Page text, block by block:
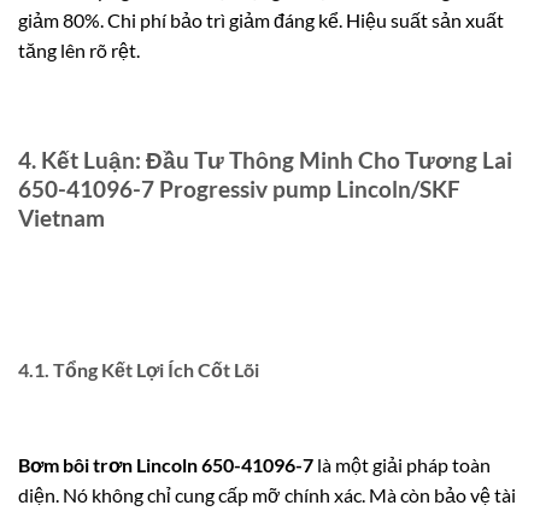
giảm 80%. Chi phí bảo trì giảm đáng kể. Hiệu suất sản xuất
tăng lên rõ rệt.
4. Kết Luận: Đầu Tư Thông Minh Cho Tương Lai
650-41096-7 Progressiv pump Lincoln/SKF
Vietnam
4.1. Tổng Kết Lợi Ích Cốt Lõi
Bơm bôi trơn Lincoln 650-41096-7 là một giải pháp toàn
diện. Nó không chỉ cung cấp mỡ chính xác. Mà còn bảo vệ tài